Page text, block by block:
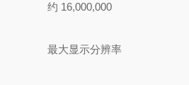
约 16,000,000
最大显示分辨率